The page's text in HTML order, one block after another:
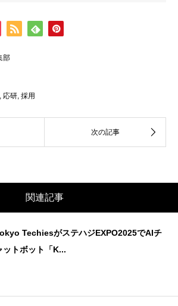
部
, 応研, 採用
関連記事
TechiesがステハジEXPO2025でAIチ
ットボット「K...